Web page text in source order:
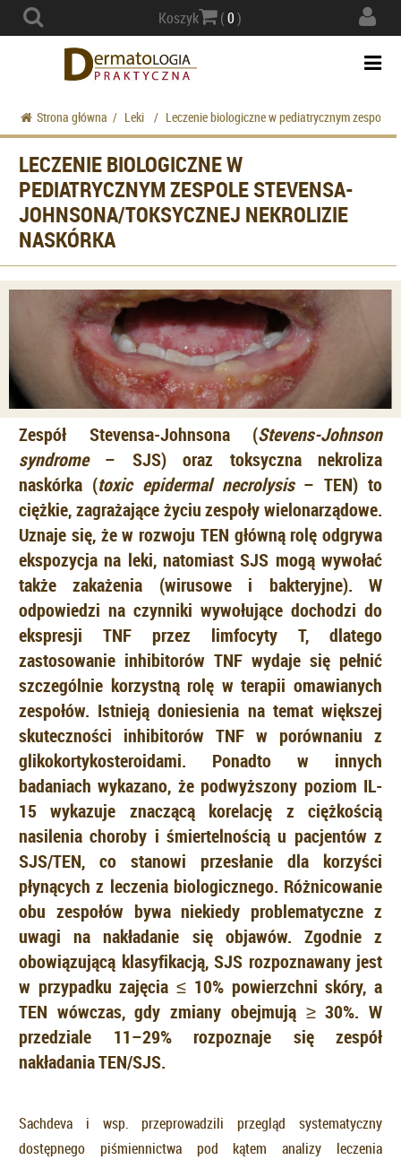
Koszyk (0)
Strona główna / Leki / Leczenie biologiczne w pediatrycznym zespole
LECZENIE BIOLOGICZNE W
PEDIATRYCZNYM ZESPOLE STEVENSA-
JOHNSONA/TOKSYCZNEJ NEKROLIZIE
NASKÓRKA
Zespół Stevensa-Johnsona (Stevens-Johnson
syndrome– SJS) oraz toksyczna nekroliza
naskórka (toxic epidermal necrolysis– TEN) to
ciężkie, zagrażające życiu zespoły wielonarządowe.
Uznaje się, że w rozwoju TEN główną rolę odgrywa
ekspozycja na leki, natomiast SJS mogą wywołać
także zakażenia (wirusowe i bakteryjne). W
odpowiedzi na czynniki wywołujące dochodzi do
ekspresji TNF przez limfocyty T, dlatego
zastosowanie inhibitorów TNF wydaje się pełnić
szczególnie korzystną rolę w terapii omawianych
zespołów. Istnieją doniesienia na temat większej
skuteczności inhibitorów TNF w porównaniu z
glikokortykosteroidami. Ponadto w innych
badaniach wykazano, że podwyższony poziom IL-
15 wykazuje znaczącą korelację z ciężkością
nasilenia choroby i śmiertelnością u pacjentów z
SJS/TEN, co stanowi przesłanie dla korzyści
płynących z leczenia biologicznego. Różnicowanie
obu zespołów bywa niekiedy problematyczne z
uwagi na nakładanie się objawów. Zgodnie z
obowiązującą klasyfikacją, SJS rozpoznawany jest
w przypadku zajęcia ≤ 10% powierzchni skóry, a
TEN wówczas, gdy zmiany obejmują ≥ 30%. W
przedziale 11–29% rozpoznaje się zespół
nakładania TEN/SJS.
Sachdeva i wsp. przeprowadzili przegląd systematyczny
dostępnego piśmiennictwa pod kątem analizy leczenia